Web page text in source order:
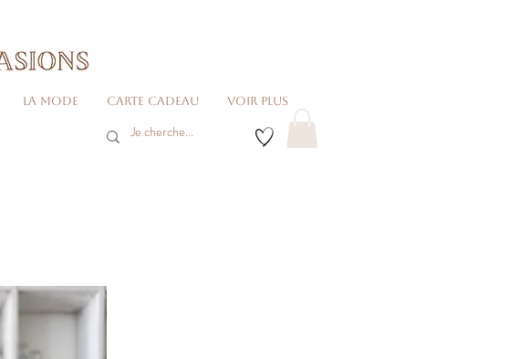
La Mode Carte cadeau voir plus